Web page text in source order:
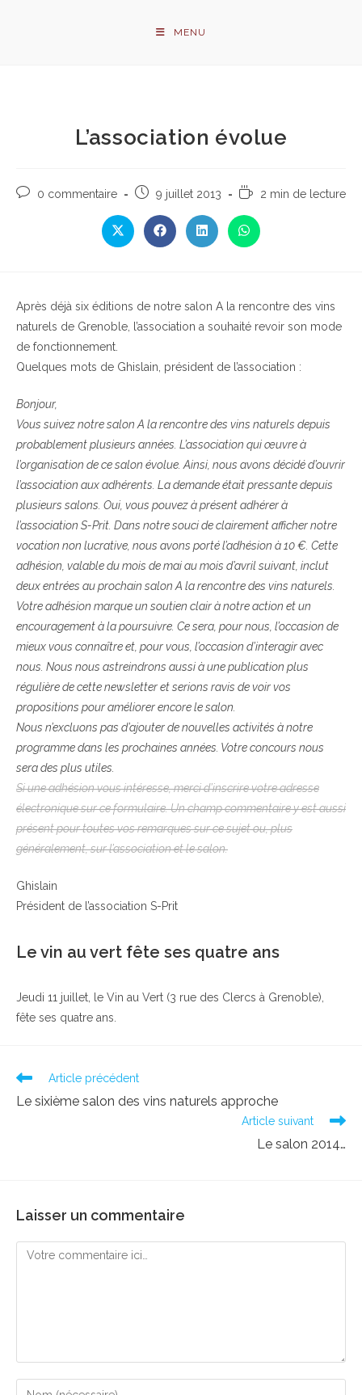
MENU
L’association évolue
Commentaires
0 commentaire
Publication
9 juillet 2013
Temps
lecture :
2 min de lecture
Ouvrir
dans
Ouvrir
dans
Ouvrir
dans
Ouvrir
dans
Après déjà six éditions de notre salon A la rencontre des vins
naturels de Grenoble, l’association a souhaité revoir son mode
de fonctionnement.
Quelques mots de Ghislain, président de l’association :
Bonjour,
Vous suivez notre salon A la rencontre des vins naturels depuis
probablement plusieurs années. L’association qui œuvre à
l’organisation de ce salon évolue. Ainsi, nous avons décidé d’ouvrir
l’association aux adhérents. La demande était pressante depuis
plusieurs salons. Oui, vous pouvez à présent adhérer à
l’association S-Prit. Dans notre souci de clairement afficher notre
vocation non lucrative, nous avons porté l’adhésion à 10 €. Cette
adhésion, valable du mois de mai au mois d’avril suivant, inclut
deux entrées au prochain salon A la rencontre des vins naturels.
Votre adhésion marque un soutien clair à notre action et un
encouragement à la poursuivre. Ce sera, pour nous, l’occasion de
mieux vous connaître et, pour vous, l’occasion d’interagir avec
nous. Nous nous astreindrons aussi à une publication plus
régulière de cette newsletter et serions ravis de voir vos
propositions pour améliorer encore le salon.
Nous n’excluons pas d’ajouter de nouvelles activités à notre
programme dans les prochaines années. Votre concours nous
sera des plus utiles.
Si une adhésion vous intéresse, merci d’inscrire votre adresse
électronique sur ce formulaire. Un champ commentaire y est aussi
présent pour toutes vos remarques sur ce sujet ou, plus
généralement, sur l’association et le salon.
Ghislain
Président de l’association S-Prit
Le vin au vert fête ses quatre ans
Jeudi 11 juillet, le Vin au Vert (3 rue des Clercs à Grenoble),
fête ses quatre ans.
Read
articles
Article précédent
Le sixième salon des vins naturels approche
Article suivant
Le salon 2014…
Laisser un commentaire
Comment
Enter